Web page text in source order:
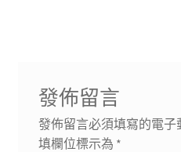
發佈留言
發佈留言必須填寫的電子
填欄位標示為 *